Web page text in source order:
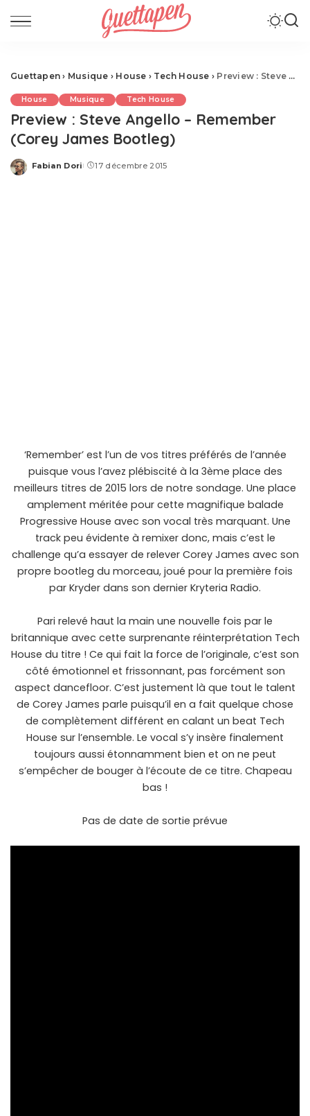
Guettapen › Musique › House › Tech House › Preview : Steve Angello – Remember (Corey James Bootleg)
House Musique Tech House
Preview : Steve Angello – Remember
(Corey James Bootleg)
Posted
Fabian Dori 17 décembre 2015
‘Remember’ est l’un de vos titres préférés de l’année
puisque vous l’avez plébiscité à la 3ème place des
meilleurs titres de 2015 lors de notre sondage. Une place
amplement méritée pour cette magnifique balade
Progressive House avec son vocal très marquant. Une
track peu évidente à remixer donc, mais c’est le
challenge qu’a essayer de relever Corey James avec son
propre bootleg du morceau, joué pour la première fois
par Kryder dans son dernier Kryteria Radio.
Pari relevé haut la main une nouvelle fois par le
britannique avec cette surprenante réinterprétation Tech
House du titre ! Ce qui fait la force de l’originale, c’est son
côté émotionnel et frissonnant, pas forcément son
aspect dancefloor. C’est justement là que tout le talent
de Corey James parle puisqu’il en a fait quelque chose
de complètement différent en calant un beat Tech
House sur l’ensemble. Le vocal s’y insère finalement
toujours aussi étonnamment bien et on ne peut
s’empêcher de bouger à l’écoute de ce titre. Chapeau
bas !
Pas de date de sortie prévue